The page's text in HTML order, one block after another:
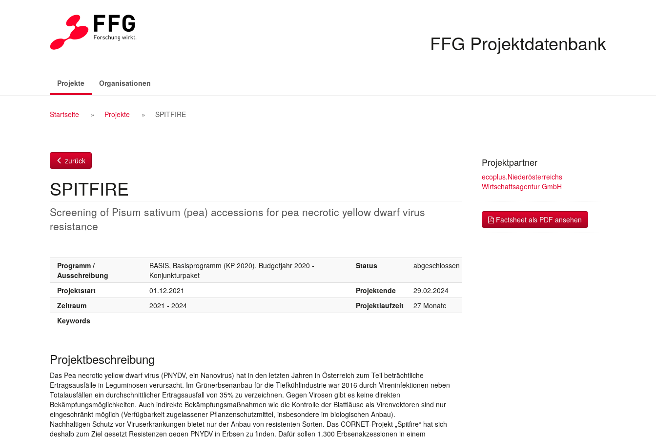
FFG Projektdatenbank
Projekte(aktiv)Organisationen
Breadcrumb
Startseite Projekte SPITFIRE
zurück
SPITFIRE
Screening of Pisum sativum (pea) accessions for pea necrotic yellow dwarf virus
resistance
Programm /
Ausschreibung
BASIS, Basisprogramm (KP 2020), Budgetjahr 2020 -
Konjunkturpaket
Status abgeschlossen
Projektstart 01.12.2021 Projektende
29.02.2024
Zeitraum
2021 - 2024 Projektlaufzeit
27 Monate
Keywords
Projektbeschreibung
Das Pea necrotic yellow dwarf virus (PNYDV, ein Nanovirus) hat in den letzten Jahren in Österreich zum Teil beträchtliche
Ertragsausfälle in Leguminosen verursacht. Im Grünerbsenanbau für die Tiefkühlindustrie war 2016 durch Vireninfektionen neben
Totalausfällen ein durchschnittlicher Ertragsausfall von 35% zu verzeichnen. Gegen Virosen gibt es keine direkten
Bekämpfungsmöglichkeiten. Auch indirekte Bekämpfungsmaßnahmen wie die Kontrolle der Blattläuse als Virenvektoren sind nur
eingeschränkt möglich (Verfügbarkeit zugelassener Pflanzenschutzmittel, insbesondere im biologischen Anbau).
Nachhaltigen Schutz vor Viruserkrankungen bietet nur der Anbau von resistenten Sorten. Das CORNET-Projekt „Spitfire“ hat sich
deshalb zum Ziel gesetzt Resistenzen gegen PNYDV in Erbsen zu finden. Dafür sollen 1.300 Erbsenakzessionen in einem
Projektpartner
ecoplus.Niederösterreichs
Wirtschaftsagentur GmbH
Factsheet als PDF ansehen